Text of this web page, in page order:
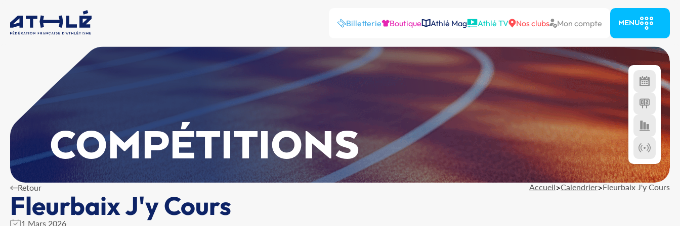
Billetterie Boutique Athlé Mag Athlé TV Nos clubs Mon compte MENU
COMPÉTITIONS
Retour Accueil>Calendrier>Fleurbaix J'y Cours
Fleurbaix J'y Cours
1 Mars 2026